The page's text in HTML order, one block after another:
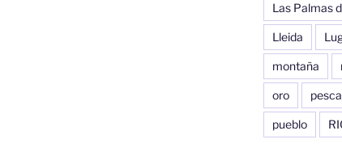
Las Palmas
Lleida
montaña
oro pesca
pueblo